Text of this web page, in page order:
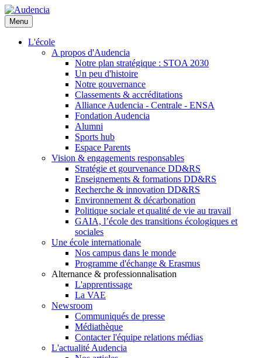
Aller
au
contenu
principal
Menu
L'école
A propos d'Audencia
Notre plan stratégique : STOA 2030
Un peu d'histoire
Notre gouvernance
Classements & accréditations
Alliance Audencia - Centrale - ENSA
Fondation Audencia
Alumni
Sports hub
Espace Parents
Vision & engagements responsables
Stratégie et gourvenance DD&RS
Enseignements & formations DD&RS
Recherche & innovation DD&RS
Environnement & décarbonation
Politique sociale et qualité de vie au travail
GAIA, l’école des transitions écologiques et
sociales
Une école internationale
Nos campus dans le monde
Programme d'échange & Erasmus
Alternance & professionnalisation
L'apprentissage
La VAE
Newsroom
Communiqués de presse
Médiathèque
Contacter l'équipe relations médias
L'actualité Audencia